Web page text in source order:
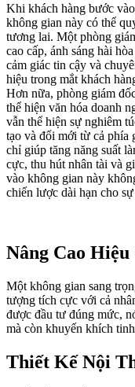
Khi khách hàng bước
không gian này có thể
tương lai. Một phòng
cao cấp, ánh sáng hài
cảm giác tin cậy và
hiệu trong mắt khách
Hơn nữa, phòng giám
thể hiện văn hóa doanh
vẫn thể hiện sự nghiêm
tạo và đổi mới từ cả phía
chỉ giúp tăng năng suất
cực, thu hút nhân tài và
vào không gian này
chiến lược dài hạn cho
Nâng Cao
Một không gian sang
tượng tích cực với cả
được đầu tư đúng mức,
mà còn khuyến khích
Thiết Kế Nội